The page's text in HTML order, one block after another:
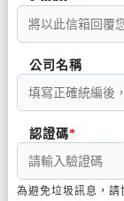
公司名稱
認證碼
為避免垃圾訊息，